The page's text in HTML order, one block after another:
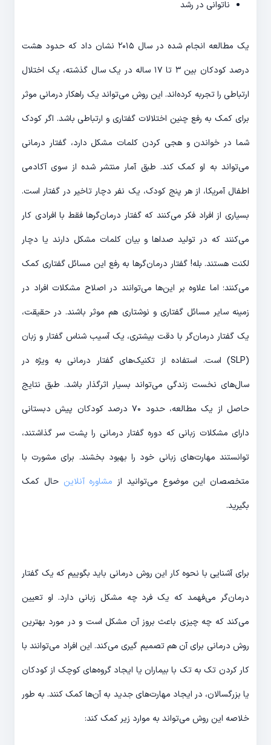
ناتوانی در رشد
یک مطالعه انجام شده در سال ۲۰۱۵ نشان داد که حدود هشت
درصد کودکان بین ۳ تا ۱۷ ساله در یک سال گذشته، یک اختلال
ارتباطی را تجربه کرده‌اند. این روش می‌تواند یک راهکار درمانی موثر
برای کمک به رفع چنین اختلالات گفتاری و ارتباطی باشد. اگر کودک
شما در خواندن و هجی کردن کلمات مشکل دارد، گفتار درمانی
می‌تواند به او کمک کند. طبق آمار منتشر شده از سوی آکادمی
اطفال آمریکا، از هر پنج کودک، یک نفر دچار تاخیر در گفتار است.
بسیاری از افراد فکر می‌کنند که گفتار درمان‌گرها فقط با افرادی کار
می‌کنند که در تولید صداها و بیان کلمات مشکل دارند یا دچار
لکنت هستند. بله! گفتار درمان‌گرها به رفع این مسائل گفتاری کمک
می‌کنند؛ اما علاوه بر این‌ها می‌توانند در اصلاح مشکلات افراد در
زمینه سایر مسائل گفتاری و نوشتاری هم موثر باشند. در حقیقت،
یک گفتار درمان‌گر با دقت بیشتری، یک آسیب شناس گفتار و زبان
(SLP) است. استفاده از تکنیک‌های گفتار درمانی به ویژه در
سال‌های نخست زندگی می‌تواند بسیار اثرگذار باشد. طبق نتایج
حاصل از یک مطالعه، حدود ۷۰ درصد کودکان پیش دبستانی
دارای مشکلات زبانی که دوره گفتار درمانی را پشت سر گذاشتند،
توانستند مهارت‌های زبانی خود را بهبود بخشند. برای مشورت با
متخصصان این موضوع می‌توانید از مشاوره آنلاینحال کمک
بگیرید.
برای آشنایی با نحوه کار این روش درمانی باید بگوییم که یک گفتار
درمان‌گر می‌فهمد که یک فرد چه مشکل زبانی دارد. او تعیین
می‌کند که چه چیزی باعث بروز آن مشکل است و در مورد بهترین
روش درمانی برای آن هم تصمیم گیری می‌کند. این افراد می‌توانند با
کار کردن تک به تک با بیماران یا ایجاد گروه‌های کوچک از کودکان
یا بزرگسالان، در ایجاد مهارت‌های جدید به آن‌ها کمک کنند. به طور
خلاصه این روش می‌تواند به موارد زیر کمک کند: